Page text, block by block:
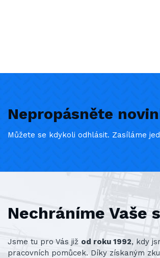
Nepropásněte
Můžete se kdykoli odhlásit. Zasíláme
Nechráníme Vaše
Jsme tu pro Vás již od roku 1992, kdy
pracovních pomůcek. Díky získaným